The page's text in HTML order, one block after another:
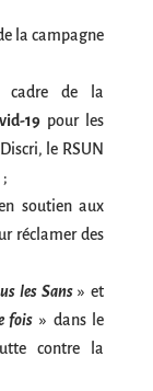
la campagne
cadre de la
19 pour les
le RSUN
soutien aux
réclamer des
les Sans» et
fois » dans le
contre la